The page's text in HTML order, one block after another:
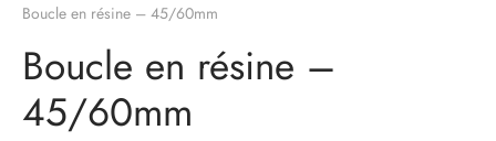
Boucle en résine – 45/60mm
Boucle en résine –
45/60mm